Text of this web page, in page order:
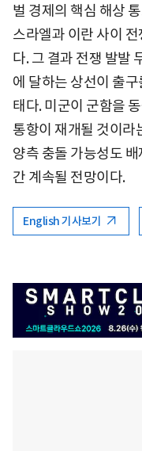
벌 경제의 핵심 해상
스라엘과 이란 사이
다. 그 결과 전쟁 발발
에 달하는 상선이 출
태다. 미군이 군함을
통항이 재개될 것이라
양측 충돌 가능성도
간 계속될 전망이다.
English 기사보기